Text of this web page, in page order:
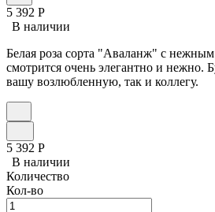
5 392 Р
В наличии
Белая роза сорта "Аваланж" с
смотрится очень элегантно и нежно.
вашу возлюбленную, так и коллегу.
5 392 Р
В наличии
Количество
Кол-во